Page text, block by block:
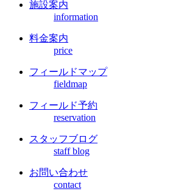
施設案内
information
料金案内
price
フィールドマップ
fieldmap
フィールド予約
reservation
スタッフブログ
staff blog
お問い合わせ
contact